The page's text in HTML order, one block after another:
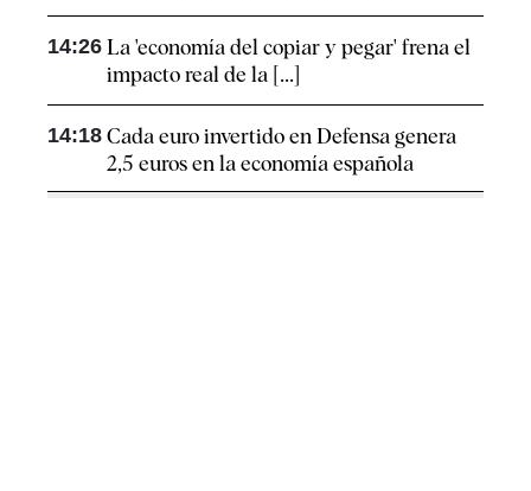
14:26 La 'economía del copiar y pegar' frena el
impacto real de la [...]
14:18 Cada euro invertido en Defensa genera
2,5 euros en la economía española